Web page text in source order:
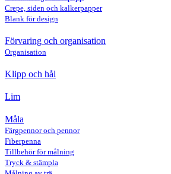
Crepe, siden och kalkerpapper
Blank för design
Förvaring och organisation
Organisation
Klipp och hål
Lim
Måla
Färgpennor och pennor
Fiberpenna
Tillbehör för målning
Tryck & stämpla